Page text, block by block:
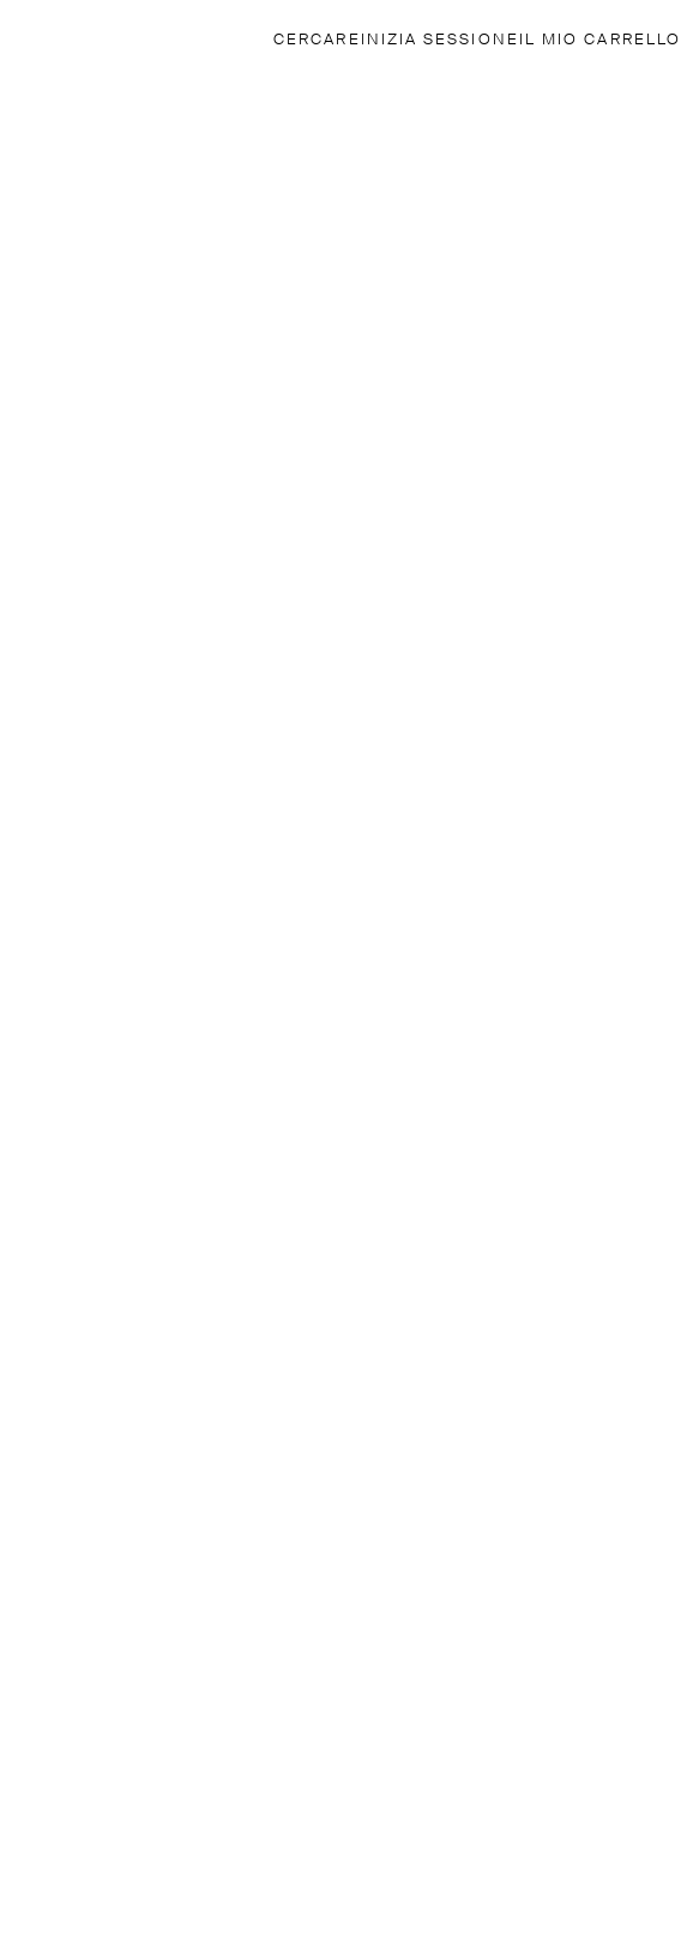
CERCARE INIZIA SESSIONE IL MIO CARRELLO